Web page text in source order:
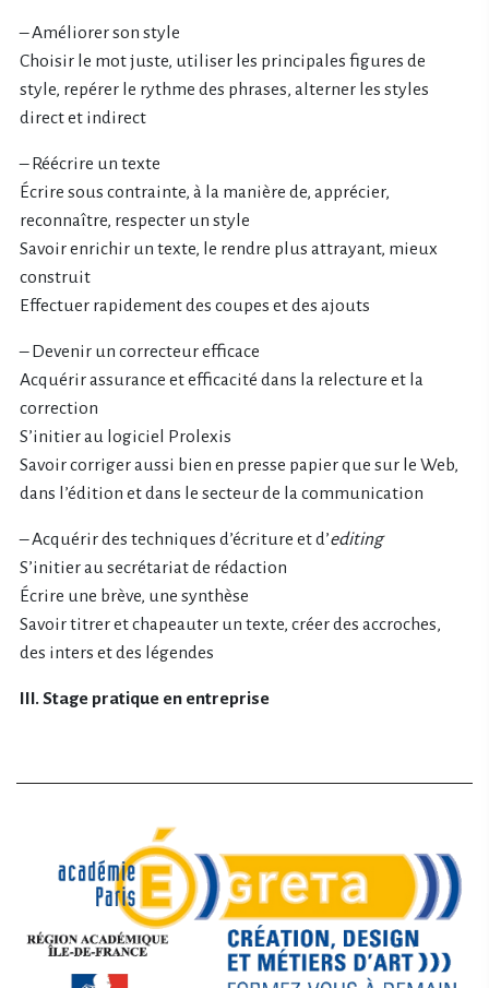
– Améliorer son style
Choisir le mot juste, utiliser les principales figures de
style, repérer le rythme des phrases, alterner les styles
direct et indirect
– Réécrire un texte
Écrire sous contrainte, à la manière de, apprécier,
reconnaître, respecter un style
Savoir enrichir un texte, le rendre plus attrayant, mieux
construit
Effectuer rapidement des coupes et des ajouts
– Devenir un correcteur efficace
Acquérir assurance et efficacité dans la relecture et la
correction
S’initier au logiciel Prolexis
Savoir corriger aussi bien en presse papier que sur le Web,
dans l’édition et dans le secteur de la communication
– Acquérir des techniques d’écriture et d’editing
S’initier au secrétariat de rédaction
Écrire une brève, une synthèse
Savoir titrer et chapeauter un texte, créer des accroches,
des inters et des légendes
III. Stage pratique en entreprise